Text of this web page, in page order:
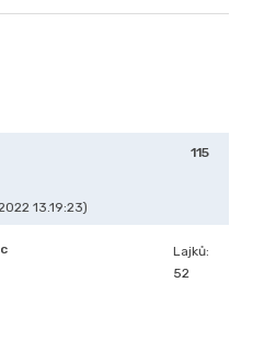
115
13.19:23)
Lajků:
52